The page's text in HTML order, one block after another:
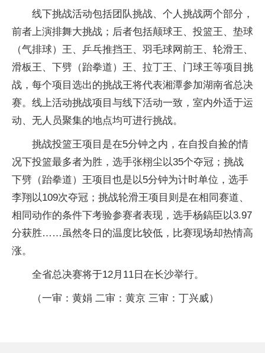
线下挑战活动包括团队挑战、个人挑战两个部分，
前者上演排舞大挑战；后者包括颠球王、投篮王、垫球
（气排球）王、乒乓推挡王、羽毛球网前王、轮滑王、
滑板王、下劈（跆拳道）王、拉丁王、门球王等项目挑
战，每个项目选出的挑战王将代表湘潭参加湖南省总决
赛。线上活动挑战项目与线下活动一致，室内外适于运
动、无人员聚集的地点均可进行挑战。
挑战投篮王项目是在5分钟之内，在自投自捡的情
况下投篮最多者为胜，选手张栩尘以35个夺冠；挑战
下劈（跆拳道）王项目也是以5分钟为计时单位，选手
李翔以109次夺冠；挑战轮滑王项目则是在相同赛道、
相同动作的条件下考验参赛者表现，选手杨鎬臣以3.97
分获胜……虽然冬日的温度比较低，比赛现场却热情高
涨。
全省总决赛将于12月11日在长沙举行。
（一审：黄娟 二审：黄京 三审：丁兴威）